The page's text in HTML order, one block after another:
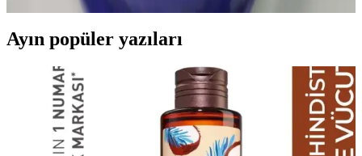
Ayın popüler yazıları